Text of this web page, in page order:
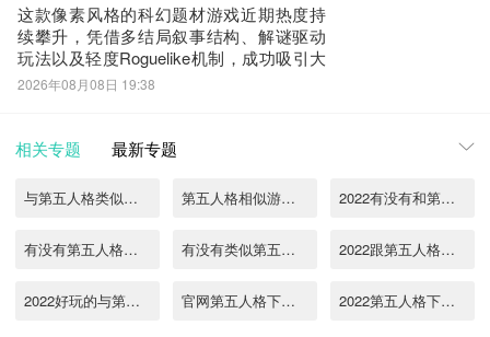
这款像素风格的科幻题材游戏近期热度持
续攀升，凭借多结局叙事结构、解谜驱动
玩法以及轻度Roguelike机制，成功吸引大
量玩家关注。不少用户在搜索
2026年7月29日全球同步上线。《biubiu加
2026年08月08日 19:38
相关专题 最新专题
与第五人格类似的游戏推荐 第五人格相似游戏有哪些 2022有没有和第五人格类似的游戏
有没有第五人格类型的游戏 有没有类似第五人格的游戏2022 2022跟第五人格相似的游戏有哪些
2022好玩的与第五人格类似的游戏有哪些 官网第五人格下载2022 2022第五人格下载安装